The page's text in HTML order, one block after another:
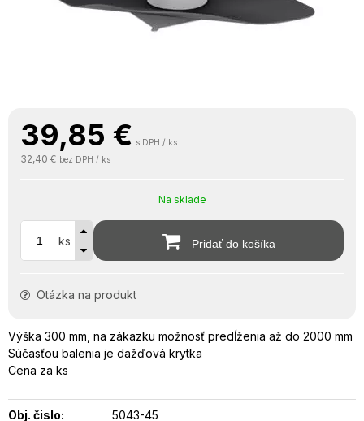
39,85 € s DPH / ks
32,40 € bez DPH / ks
Na sklade
ks Pridať do košíka
Otázka na produkt
Výška 300 mm, na zákazku možnosť predĺženia až do 2000 mm
Súčasťou balenia je dažďová krytka
Cena za ks
Obj. čislo: 5043-45